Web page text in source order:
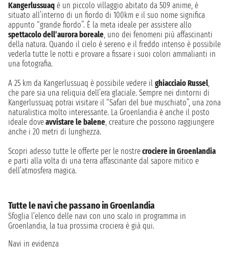
Kangerlussuaq è un piccolo villaggio abitato da 509 anime, è
situato all’interno di un fiordo di 100km e il suo nome significa
appunto “grande fiordo”. È la meta ideale per assistere allo
spettacolo dell’aurora boreale, uno dei fenomeni più affascinanti
della natura. Quando il cielo è sereno e il freddo intenso è possibile
vederla tutte le notti e provare a fissare i suoi colori ammalianti in
una fotografia.
A 25 km da Kangerlussuaq è possibile vedere il ghiacciaio Russel,
che pare sia una reliquia dell’era glaciale. Sempre nei dintorni di
Kangerlussuaq potrai visitare il “Safari del bue muschiato”, una zona
naturalistica molto interessante. La Groenlandia è anche il posto
ideale doveavvistare le balene, creature che possono raggiungere
anche i 20 metri di lunghezza.
Scopri adesso tutte le offerte per le nostrecrociere in Groenlandia
e parti alla volta di una terra affascinante dal sapore mitico e
dell’atmosfera magica.
Tutte le navi che passano in Groenlandia
Sfoglia l’elenco delle navi con uno scalo in programma in
Groenlandia, la tua prossima crociera è già qui.
Navi in evidenza